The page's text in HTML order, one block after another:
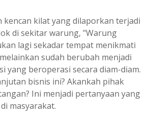
kencan kilat yang dilaporkan terjadi
di sekitar warung, "Warung
lagi sekadar tempat menikmati
sudah berubah menjadi
yang beroperasi secara diam-diam.
bisnis ini? Akankah pihak
Ini menjadi pertanyaan yang
masyarakat.